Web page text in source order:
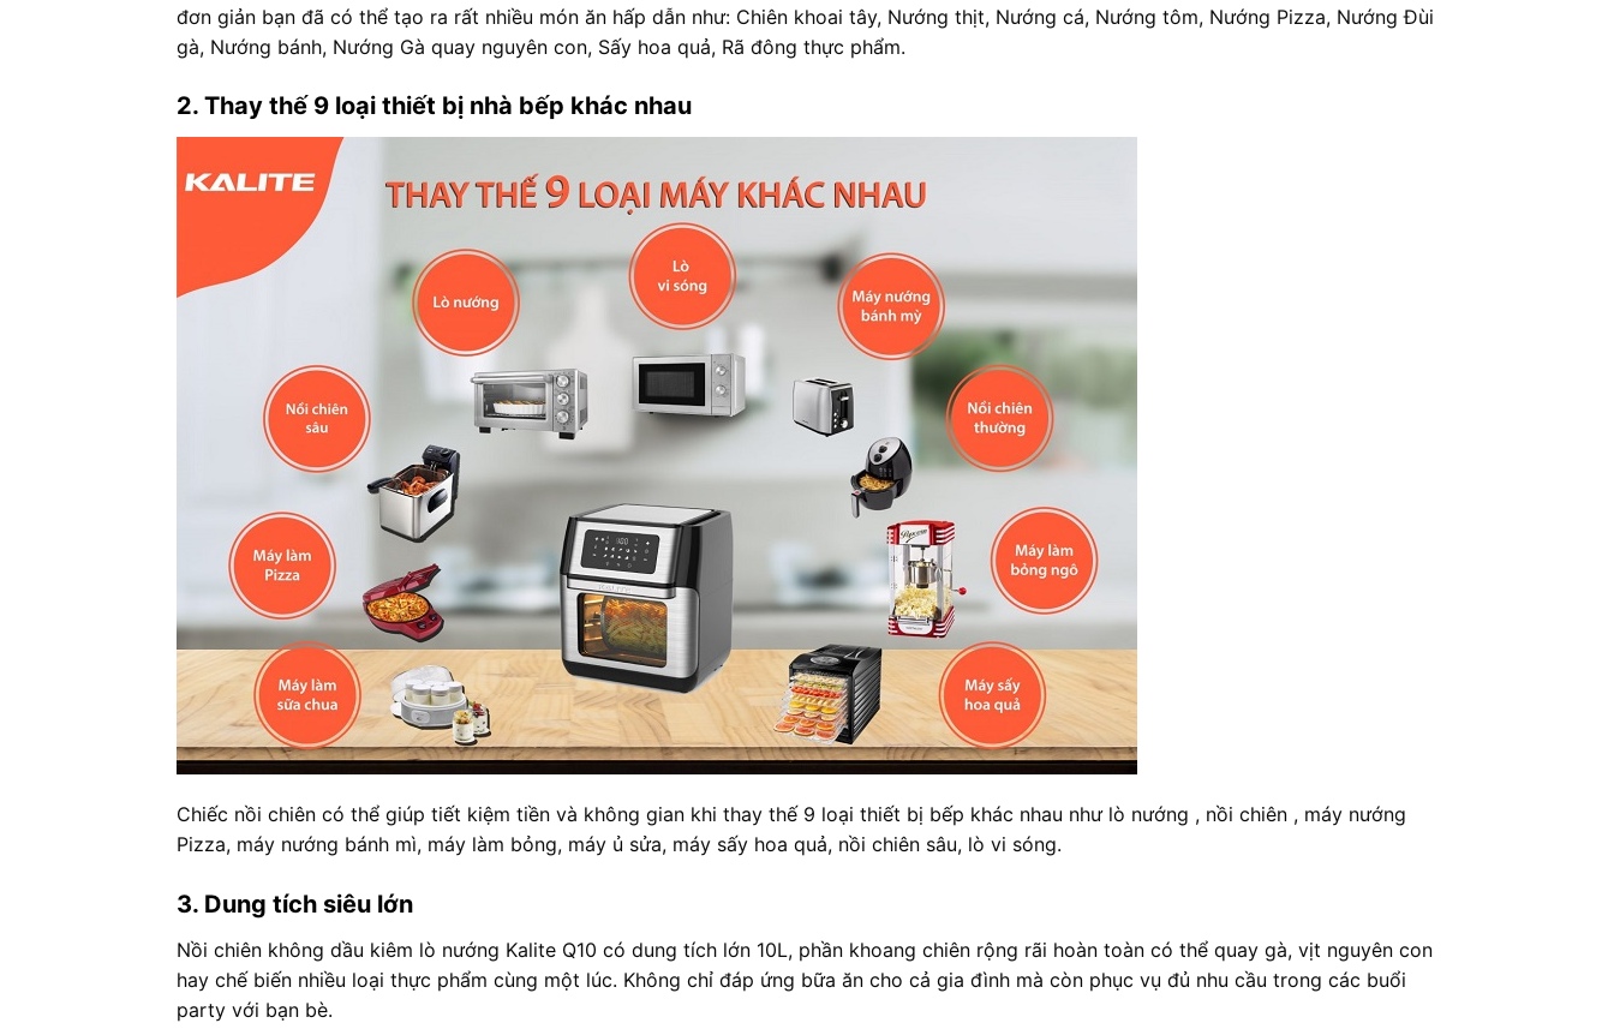
đơn giản bạn đã có thể tạo ra rất nhiều món ăn hấp dẫn như: Chiên khoai tây, Nướng thịt, Nướng cá, Nướng tôm, Nướng Pizza, Nướng Đùi
gà, Nướng bánh, Nướng Gà quay nguyên con, Sấy hoa quả, Rã đông thực phẩm.
2. Thay thế 9 loại thiết bị nhà bếp khác nhau
Chiếc nồi chiên có thể giúp tiết kiệm tiền và không gian khi thay thế 9 loại thiết bị bếp khác nhau như lò nướng , nồi chiên , máy nướng
Pizza, máy nướng bánh mì, máy làm bỏng, máy ủ sửa, máy sấy hoa quả, nồi chiên sâu, lò vi sóng.
3. Dung tích siêu lớn
Nồi chiên không dầu kiêm lò nướng Kalite Q10 có dung tích lớn 10L, phần khoang chiên rộng rãi hoàn toàn có thể quay gà, vịt nguyên con
hay chế biến nhiều loại thực phẩm cùng một lúc. Không chỉ đáp ứng bữa ăn cho cả gia đình mà còn phục vụ đủ nhu cầu trong các buổi
party với bạn bè.